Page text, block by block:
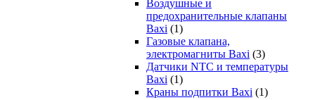
Воздушные и
предохранительные клапаны
Baxi (1)
Газовые клапана,
электромагниты Baxi (3)
Датчики NTC и температуры
Baxi (1)
Краны подпитки Baxi (1)